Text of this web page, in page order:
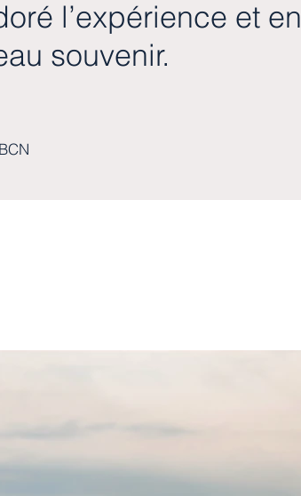
l’expérience et en
souvenir.